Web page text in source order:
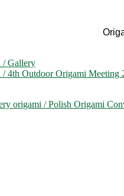
/ Gallery
4th Outdoor Origami Meeting
origami / Polish Origami